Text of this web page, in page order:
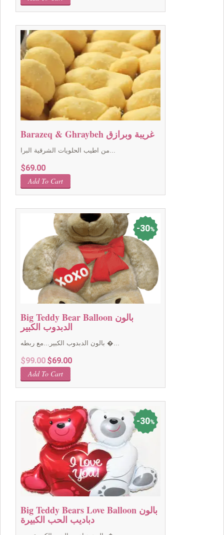
was:
Barazeq & Ghraybeh غريبة وبرازق
$69.00
Add To Cart
30%
Big Teddy Bear Balloon بالون
الدبدوب الكبير
بالون الدبدوب الكبير...مع ربطه �...
$99.00 Original
price
was:
$69.00Current
Add To Cart
30%
Big Teddy Bears Love Balloon بالون
دباديب الحب الكبيرة